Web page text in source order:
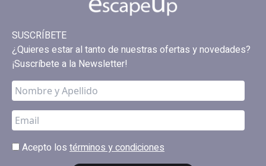
SUSCRÍBETE
¿Quieres estar al tanto de nuestras ofertas y novedades?
¡Suscríbete a la Newsletter!
Acepto los términos y condiciones